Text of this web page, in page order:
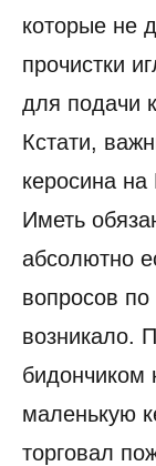
которые не
прочистки
для подачи
Кстати,
керосина
Иметь
абсолютно
вопросов
возникало.
маленькую
торговал